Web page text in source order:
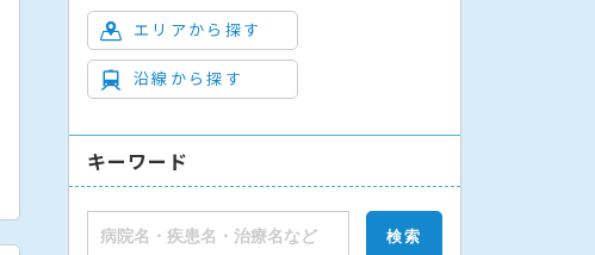
エリアから探す
沿線から探す
キーワード